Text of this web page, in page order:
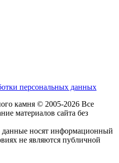
персональных данных
камня © 2005-2026 Все
материалов сайта без
данные носят информационный
не являются публичной